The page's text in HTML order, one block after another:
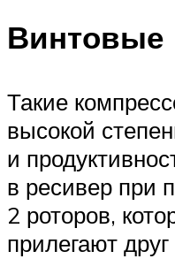
Винтовые
Такие
высокой
и
в ресивер при
2 роторов,
прилегают друг